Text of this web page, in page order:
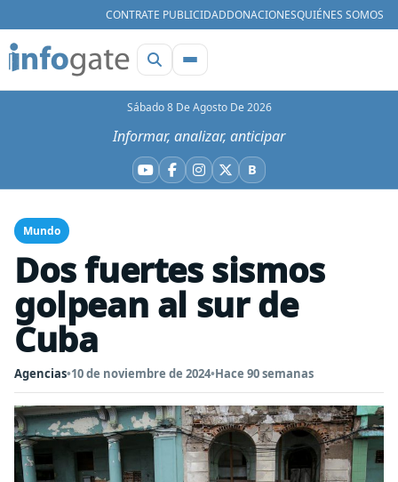
CONTRATE PUBLICIDADDONACIONESQUIÉNES SOMOS
Sábado 8 De Agosto De 2026
Informar, analizar, anticipar
YouTube
Facebook
Instagram
X BBluesky
Mundo
Dos fuertes sismos
golpean al sur de
Cuba
Agencias•10 de noviembre de 2024•Hace 90 semanas